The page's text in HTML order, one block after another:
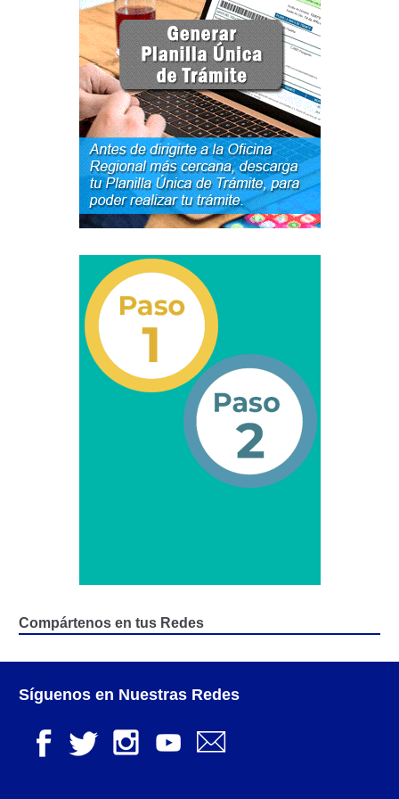
Junta Directiva Old
Licencia para Conducir
Certificación de Datos de Licencia para Conducir.
Certificación de Datos para Efectos Consulares con
Apostilla Electrónica
Registro Original de Licencia para Conducir Cuarto
Registro Original de Licencia para Conducir Quinto
Grado (5°).
Registro Original de Licencia para Conducir
Segundo Grado (2°) – (Mayores de 18 años).
Registro Original de Licencia para Conducir
Segundo Grado (2°) – (Mayores de 16 años).
Registro Original de Licencia para Conducir Tercer
Grado (3°) – (Mayores de 16 y menores de 18 años).
Llamado a Concurso Abierto
Marco Jurídico
Compártenos en tus Redes
Síguenos en Nuestras Redes